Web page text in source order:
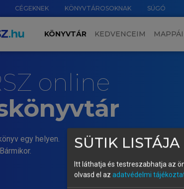
CÉGEKNEK KÖNYVTÁROSOKNAK SÚGÓ
KÖNYVTÁR KEDVENCEIM
online
egy helyen.
SÜTIK LISTÁJA
Itt láthatja és testreszabhatja az
olvasd el az adatvédelmi